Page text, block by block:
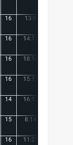
16 13:9
16 14:12
16 18:16
16 15:17
14 16:13
15 8:14
16 11:21